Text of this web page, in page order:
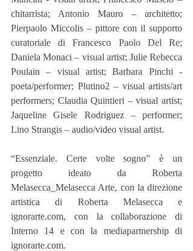
chitarrista; Antonio Mauro – architetto;
Pierpaolo Miccolis – pittore con il supporto
curatoriale di Francesco Paolo Del Re;
Daniela Monaci – visual artist; Julie Rebecca
Poulain – visual artist; Barbara Pinchi -
poeta/performer; Plutino2 – visual artists/art
performers; Claudia Quintieri – visual artist;
Jaqueline Gisele Rodriguez – performer;
Lino Strangis – audio/video visual artist.
“Essenziale. Certe volte sogno” è un
progetto ideato da Roberta
Melasecca_Melasecca Arte, con la direzione
artistica di Roberta Melasecca e
ignorarte.com, con la collaborazione di
Interno 14 e con la mediapartnership di
ignorarte.com.